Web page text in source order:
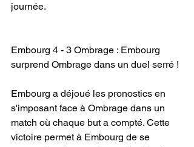
journée.
Embourg 4 - 3 Ombrage : Embourg
surprend Ombrage dans un duel serré !
Embourg a déjoué les pronostics en
s'imposant face à Ombrage dans un
match où chaque but a compté. Cette
victoire permet à Embourg de se